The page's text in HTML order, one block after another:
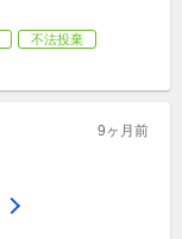
不法投棄
9ヶ月前